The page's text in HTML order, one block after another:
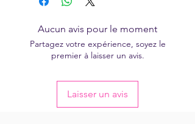
"DISCOZIK présente PARIS
Aucun avis pour le moment
Partagez votre expérience, soyez le
premier à laisser un avis.
Laisser un avis